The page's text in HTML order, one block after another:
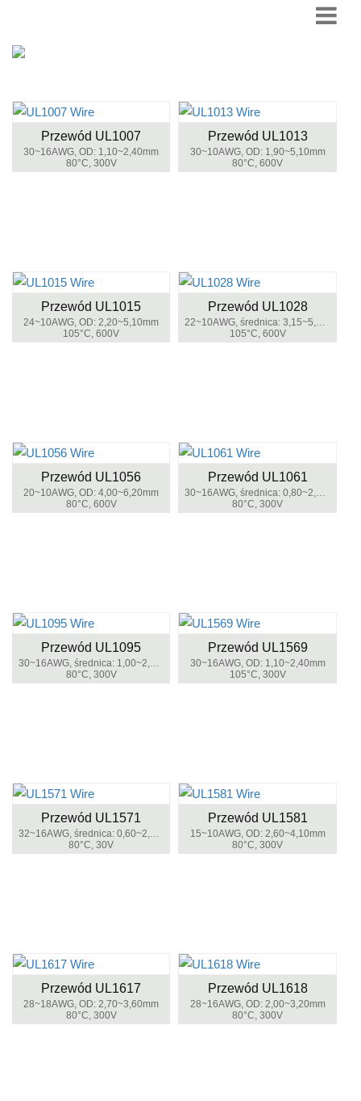
Przewód UL1007
30~16AWG, OD: 1,10~2,40mm
80°C, 300V
Przewód UL1013
30~10AWG, OD: 1,90~5,10mm
80°C, 600V
Przewód UL1015
24~10AWG, OD: 2,20~5,10mm
105°C, 600V
Przewód UL1028
22~10AWG, średnica: 3,15~5,50mm
105°C, 600V
Przewód UL1056
20~10AWG, OD: 4,00~6,20mm
80°C, 600V
Przewód UL1061
30~16AWG, średnica: 0,80~2,10mm
80°C, 300V
Przewód UL1095
30~16AWG, średnica: 1,00~2,20mm
80°C, 300V
Przewód UL1569
30~16AWG, OD: 1,10~2,40mm
105°C, 300V
Przewód UL1571
32~16AWG, średnica: 0,60~2,40mm
80°C, 30V
Przewód UL1581
15~10AWG, OD: 2,60~4,10mm
80°C, 300V
Przewód UL1617
28~18AWG, OD: 2,70~3,60mm
80°C, 300V
Przewód UL1618
28~16AWG, OD: 2,00~3,20mm
80°C, 300V